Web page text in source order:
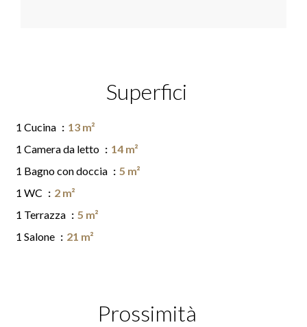
Superfici
1 Cucina
13 m²
1 Camera da letto
14 m²
1 Bagno con doccia
5 m²
1 WC
2 m²
1 Terrazza
5 m²
1 Salone
21 m²
Prossimità